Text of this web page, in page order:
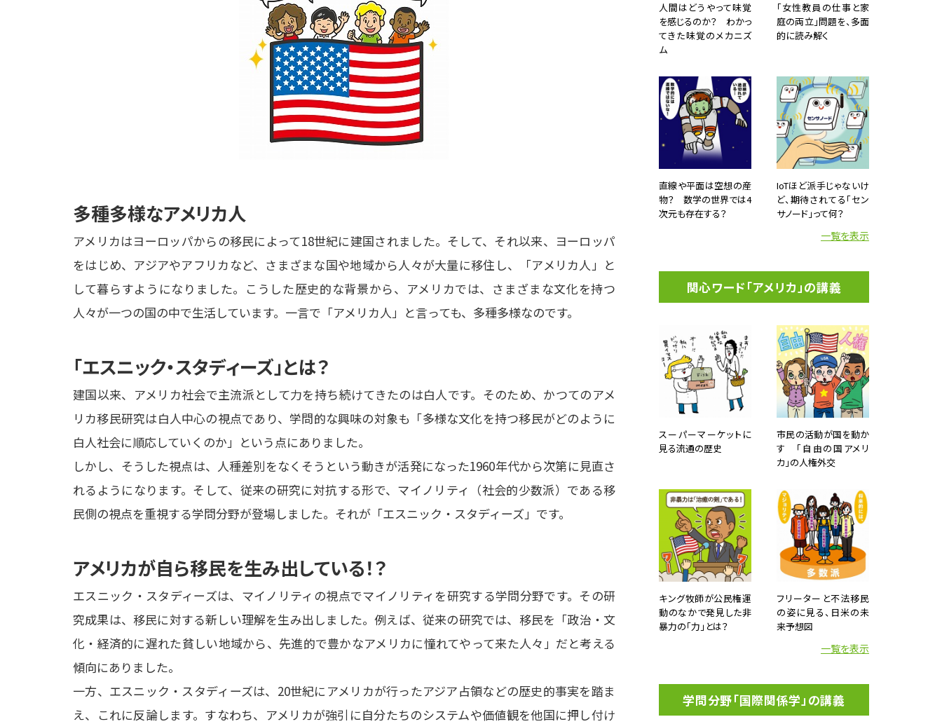
多種多様なアメリカ人
アメリカはヨーロッパからの移民によって18世紀に建国されました。そして、それ以来、ヨーロッパ
をはじめ、アジアやアフリカなど、さまざまな国や地域から人々が大量に移住し、「アメリカ人」と
して暮らすようになりました。こうした歴史的な背景から、アメリカでは、さまざまな文化を持つ
人々が一つの国の中で生活しています。一言で「アメリカ人」と言っても、多種多様なのです。
「エスニック・スタディーズ」とは？
建国以来、アメリカ社会で主流派として力を持ち続けてきたのは白人です。そのため、かつてのアメ
リカ移民研究は白人中心の視点であり、学問的な興味の対象も「多様な文化を持つ移民がどのように
白人社会に順応していくのか」という点にありました。
しかし、そうした視点は、人種差別をなくそうという動きが活発になった1960年代から次第に見直さ
れるようになります。そして、従来の研究に対抗する形で、マイノリティ（社会的少数派）である移
民側の視点を重視する学問分野が登場しました。それが「エスニック・スタディーズ」です。
アメリカが自ら移民を生み出している！？
エスニック・スタディーズは、マイノリティの視点でマイノリティを研究する学問分野です。その研
究成果は、移民に対する新しい理解を生み出しました。例えば、従来の研究では、移民を「政治・文
化・経済的に遅れた貧しい地域から、先進的で豊かなアメリカに憧れてやって来た人々」だと考える
傾向にありました。
一方、エスニック・スタディーズは、20世紀にアメリカが行ったアジア占領などの歴史的事実を踏ま
え、これに反論します。すなわち、アメリカが強引に自分たちのシステムや価値観を他国に押し付け
人間はどうやって味覚
を感じるのか？ わかっ
てきた味覚のメカニズ
ム
「女性教員の仕事と家
庭の両立」問題を、多面
的に読み解く
直線や平面は空想の産
物？ 数学の世界では4
次元も存在する？
IoTほど派手じゃないけ
ど、期待されてる「セン
サノード」って何？
一覧を表示
関心ワード「アメリカ」の講義
スーパーマーケットに
見る流通の歴史
市民の活動が国を動か
す 「自由の国アメリ
カ」の人権外交
キング牧師が公民権運
動のなかで発見した非
暴力の「力」とは？
フリーターと不法移民
の姿に見る、日米の未
来予想図
一覧を表示
学問分野「国際関係学」の講義